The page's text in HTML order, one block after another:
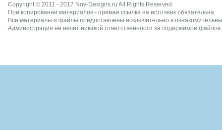
Copyright © 2011 - 2017 Nov-Designs.ru All Rights Reserved.
При копировании материалов - прямая ссылка на источник обязательна.
Все материалы и файлы предоставлены исключительно в
Администрация не несет никакой ответственности за содержимое файлов.